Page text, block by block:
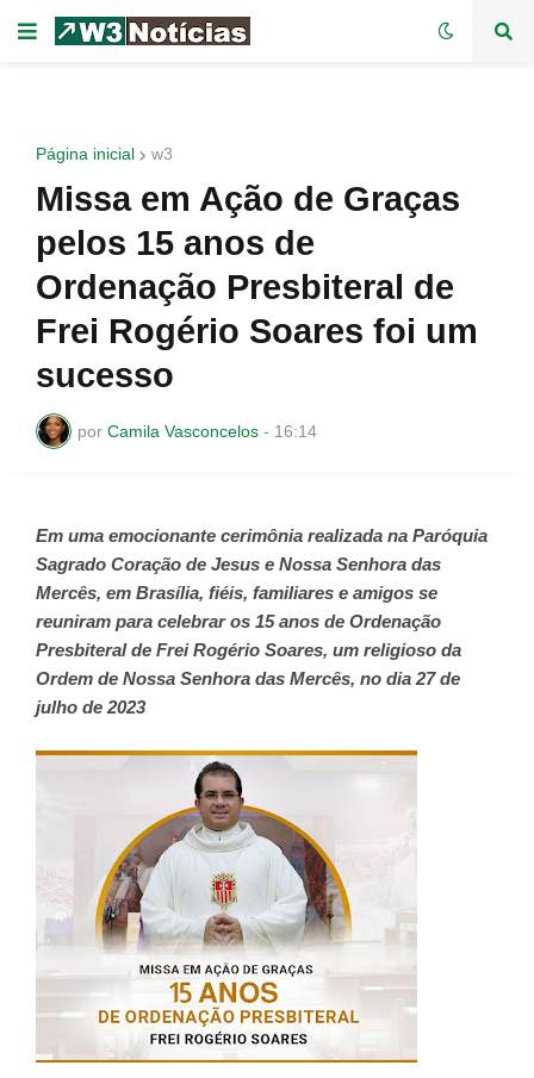
Página inicial w3
Missa em Ação de Graças
pelos 15 anos de
Ordenação Presbiteral de
Frei Rogério Soares foi um
sucesso
por Camila Vasconcelos - 16:14
Em uma emocionante cerimônia realizada na Paróquia
Sagrado Coração de Jesus e Nossa Senhora das
Mercês, em Brasília, fiéis, familiares e amigos se
reuniram para celebrar os 15 anos de Ordenação
Presbiteral de Frei Rogério Soares, um religioso da
Ordem de Nossa Senhora das Mercês, no dia 27 de
julho de 2023